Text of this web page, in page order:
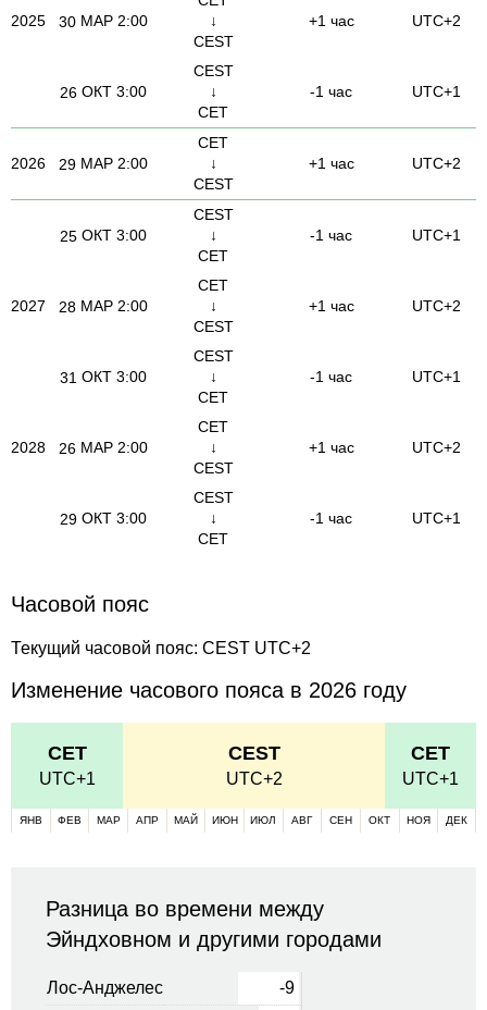
2025 30 МАР 2:00
↓
CEST
+1 час UTC+2
26 ОКТ 3:00
CEST
↓
CET
-1 час UTC+1
2026 29 МАР 2:00
CET
↓
CEST
+1 час UTC+2
25 ОКТ 3:00
CEST
↓
CET
-1 час UTC+1
2027 28 МАР 2:00
CET
↓
CEST
+1 час UTC+2
31 ОКТ 3:00
CEST
↓
CET
-1 час UTC+1
2028 26 МАР 2:00
CET
↓
CEST
+1 час UTC+2
29 ОКТ 3:00
CEST
↓
CET
-1 час UTC+1
Часовой пояс
Текущий часовой пояс: CEST UTC+2
Изменение часового пояса в 2026 году
CET
UTC+1
CEST
UTC+2
CET
UTC+1
ЯНВ ФЕВ МАР АПР МАЙ ИЮН ИЮЛ АВГ СЕН ОКТ НОЯ ДЕК
Разница во времени между
Эйндховном и другими городами
Лос-Анджелес
-9